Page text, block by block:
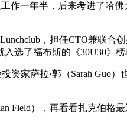
作一年半，后来考进了哈
，担任CTO兼联
选了福布斯的《30U30》
资家萨拉·郭（Sarah Guo
），再看看扎克伯格最